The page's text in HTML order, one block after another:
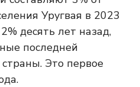
Уругвая в 2023
десять лет назад,
последней
Это первое